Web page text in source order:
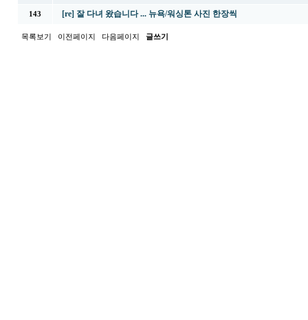
143 [re] 잘 다녀 왔습니다 ... 뉴욕/워싱톤 사진 한장씩
목록보기 이전페이지 다음페이지 글쓰기